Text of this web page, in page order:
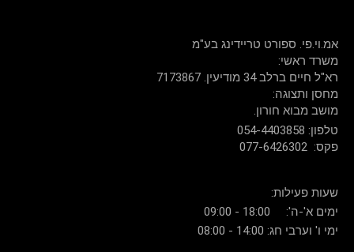
אמ.וי.פי. ספורט טריידינג בע"מ
:משרד ראשי
רא"ל חיים ברלב 34 מודיעין. 7173867
:מחסן ותצוגה
.מושב מבוא חורון
054-4403858 :טלפון
077-6426302 :פקס
:שעות פעילות
ימים א'-ה': 18:00 - 09:00
ימי ו' וערבי חג: 14:00 - 08:00